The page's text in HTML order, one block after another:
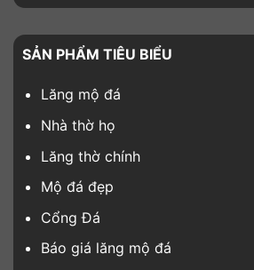
SẢN PHẨM TIÊU BIỂU
Lăng mộ đá
Nhà thờ họ
Lăng thờ chính
Mộ đá đẹp
Cổng Đá
Báo giá lăng mộ đá